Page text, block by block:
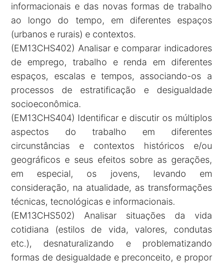
informacionais e das novas formas de trabalho
ao longo do tempo, em diferentes espaços
(urbanos e rurais) e contextos.
(EM13CHS402) Analisar e comparar indicadores
de emprego, trabalho e renda em diferentes
espaços, escalas e tempos, associando-os a
processos de estratificação e desigualdade
socioeconômica.
(EM13CHS404) Identificar e discutir os múltiplos
aspectos do trabalho em diferentes
circunstâncias e contextos históricos e/ou
geográficos e seus efeitos sobre as gerações,
em especial, os jovens, levando em
consideração, na atualidade, as transformações
técnicas, tecnológicas e informacionais.
(EM13CHS502) Analisar situações da vida
cotidiana (estilos de vida, valores, condutas
etc.), desnaturalizando e problematizando
formas de desigualdade e preconceito, e propor